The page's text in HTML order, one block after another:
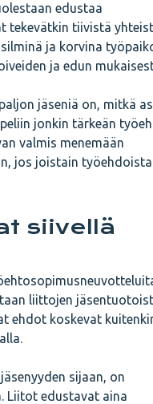
edustaa
tekevätkin tiivistä
ja korvina
ja edun
jäseniä on, mitkä
jonkin tärkeän
valmis menemään
jos joistain
siivellä
liittojen
ehdot koskevat
sijaan, on
Liitot edustavat aina